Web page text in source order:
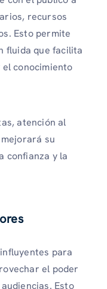
recursos
Esto permite
fluida que facilita
conocimiento
atención al
su
confianza y la
para
el poder
Esto